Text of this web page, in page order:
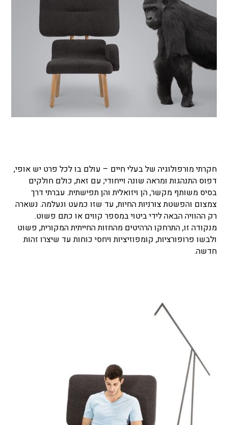
חקרתי מורפולוגיה של בעלי חיים – עולם בו לכל פרט יש אופי,
דפוס התנהגות ומראה שונה וייחודי; עם זאת, כולם חולקים
בסיס משותף מקשר, הן ויזואלית והן תפישתית. עברתי דרך
צמצום והפשטת צורניות החיות, עד שזו כמעט ונעלמה. נשארה
רק ההוויה הבאה לידי ביטוי במספר קווים או כתם פשוט.
מנקודה זו, התרחקו הרהיטים מהחזות החייתית המקורית, פשוט
ולבשו פרופורציות, קומפוזיציות ויחסי כוחות עד שיצרו זהות
חדשה.